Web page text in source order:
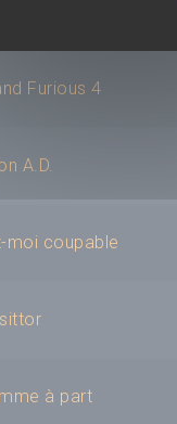
Furious 4
A.D.
moi coupable
à part